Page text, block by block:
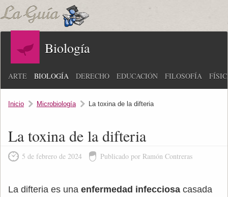
Biología
ARTE BIOLOGÍA DERECHO EDUCACIÓN FILOSOFÍA
Inicio Microbiología La toxina de la difteria
La toxina de la difteria
5 de febrero de 2024 Publicado por Ramón Contreras
La difteria es una enfermedad infecciosa casada